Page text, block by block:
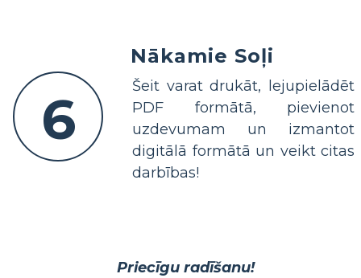
6
Nākamie Soļi
Šeit varat drukāt, lejupielādēt
PDF formātā, pievienot
uzdevumam un izmantot
digitālā formātā un veikt citas
darbības!
Priecīgu radīšanu!